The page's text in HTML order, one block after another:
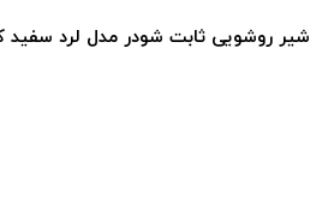
شیر روشویی ثابت شودر مدل لرد سفید